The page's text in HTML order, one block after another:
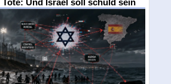
Tote: Und Israel soll schuld sein